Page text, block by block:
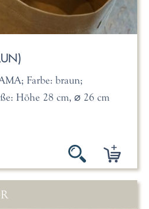
Farbe: braun;
Höhe 28 cm, ⌀ 26 cm